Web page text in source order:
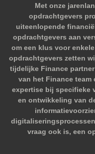
Met onze
opdrachtgevers
uiteenlopende
opdrachtgevers aan
om een klus voor
opdrachtgevers zetten
tijdelijke Finance
van het Finance team
expertise bij specifieke
en ontwikkeling van
vraag ook is, een